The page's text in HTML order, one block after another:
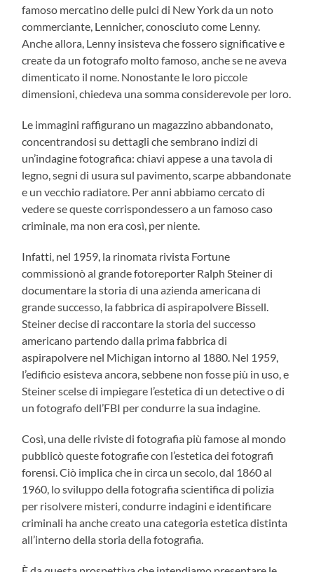
famoso mercatino delle pulci di New York da un noto
commerciante, Lennicher, conosciuto come Lenny.
Anche allora, Lenny insisteva che fossero significative e
create da un fotografo molto famoso, anche se ne aveva
dimenticato il nome. Nonostante le loro piccole
dimensioni, chiedeva una somma considerevole per loro.
Le immagini raffigurano un magazzino abbandonato,
concentrandosi su dettagli che sembrano indizi di
un’indagine fotografica: chiavi appese a una tavola di
legno, segni di usura sul pavimento, scarpe abbandonate
e un vecchio radiatore. Per anni abbiamo cercato di
vedere se queste corrispondessero a un famoso caso
criminale, ma non era così, per niente.
Infatti, nel 1959, la rinomata rivista Fortune
commissionò al grande fotoreporter Ralph Steiner di
documentare la storia di una azienda americana di
grande successo, la fabbrica di aspirapolvere Bissell.
Steiner decise di raccontare la storia del successo
americano partendo dalla prima fabbrica di
aspirapolvere nel Michigan intorno al 1880. Nel 1959,
l’edificio esisteva ancora, sebbene non fosse più in uso, e
Steiner scelse di impiegare l’estetica di un detective o di
un fotografo dell’FBI per condurre la sua indagine.
Così, una delle riviste di fotografia più famose al mondo
pubblicò queste fotografie con l’estetica dei fotografi
forensi. Ciò implica che in circa un secolo, dal 1860 al
1960, lo sviluppo della fotografia scientifica di polizia
per risolvere misteri, condurre indagini e identificare
criminali ha anche creato una categoria estetica distinta
all’interno della storia della fotografia.